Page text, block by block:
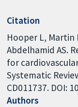
Citation
Hooper L, Martin
Abdelhamid AS.
for
Systematic
CD011737. DOI:
Authors